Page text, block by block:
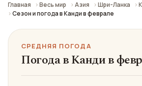
Главная Весь мир Азия Шри-Ланка
Сезон и погода в Канди в феврале
СРЕДНЯЯ ПОГОДА
Погода в Канди в